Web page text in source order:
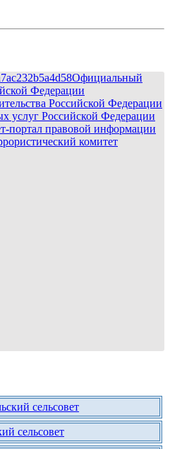
Официальный
Федерации
Российской Федерации
услуг Российской Федерации
портал правовой информации
комитет
сельсовет
сельсовет